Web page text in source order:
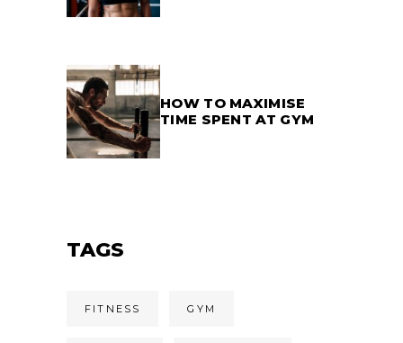
HOW TO MAXIMISE
TIME SPENT AT GYM
TAGS
FITNESS GYM